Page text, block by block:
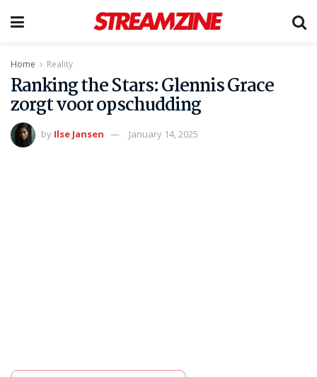
Home Reality
Ranking the Stars: Glennis Grace
zorgt voor opschudding
by Ilse Jansen January 14, 2025